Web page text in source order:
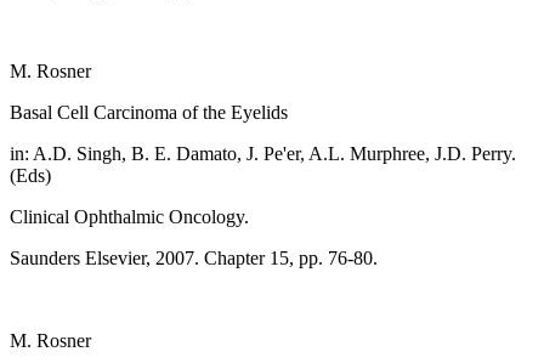
M. Rosner
Basal Cell Carcinoma of the Eyelids
in: A.D. Singh, B. E. Damato, J. Pe'er, A.L. Murphree, J.D. Perry.
(Eds)
Clinical Ophthalmic Oncology.
Saunders Elsevier, 2007. Chapter 15, pp. 76-80.
M. Rosner